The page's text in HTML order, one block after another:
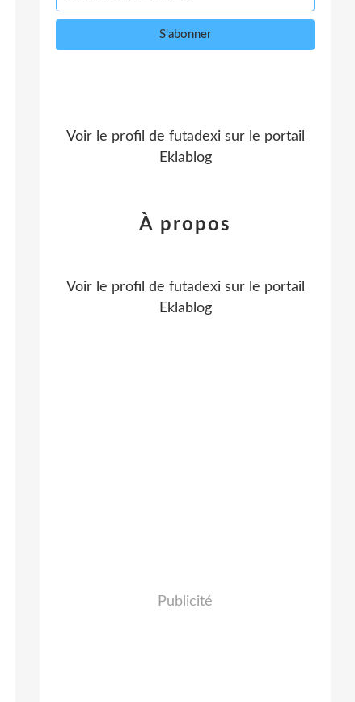
Voir le profil de futadexisur le portail
Eklablog
À propos
Voir le profil de futadexisur le portail
Eklablog
Publicité